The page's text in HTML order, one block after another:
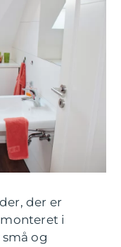
der er
i
og